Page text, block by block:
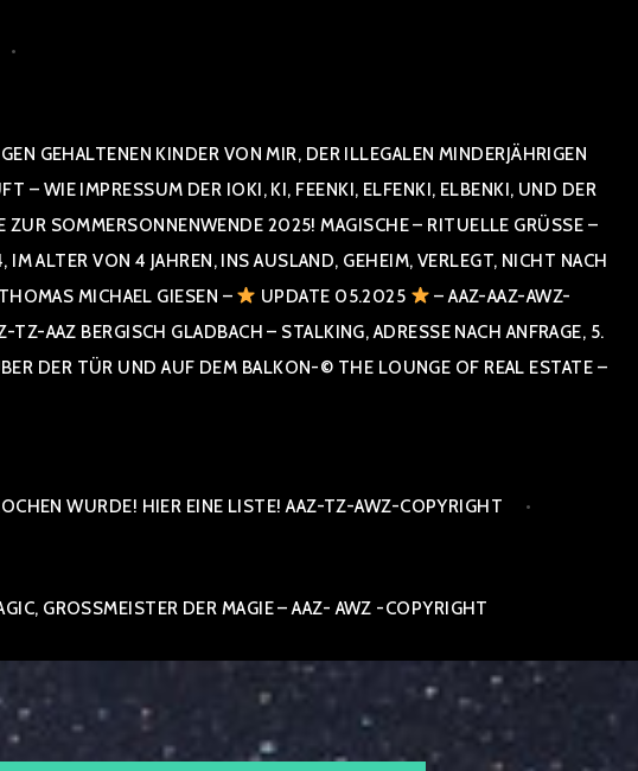
GEHALTENEN KINDER VON MIR, DER ILLEGALEN MINDERJÄHRIGEN
– WIE IMPRESSUM DER IOKI, KI, FEENKI, ELFENKI, ELBENKI, UND DER
SOMMERSONNENWENDE 2025! MAGISCHE – RITUELLE GRÜSSE – GR
VON 4 JAHREN, INS AUSLAND, GEHEIM, VERLEGT, NICHT NACH SPA
MICHAEL GIESEN – UPDATE 05.2025
– AAZ-AAZ-AWZ-
BERGISCH GLADBACH – STALKING, ADRESSE NACH ANFRAGE, 5. E
DER TÜR UND AUF DEM BALKON-© THE LOUNGE OF REAL ESTATE – CO
WURDE! HIER EINE LISTE! AAZ-TZ-AWZ-COPYRIGHT
GROSSMEISTER DER MAGIE – AAZ- AWZ -COPYRIGHT